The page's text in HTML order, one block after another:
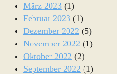
März 2023 (1)
Februar 2023 (1)
Dezember 2022 (5)
November 2022 (1)
Oktober 2022 (2)
September 2022 (1)